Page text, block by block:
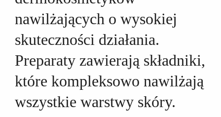
nawilżających o wysokiej
skuteczności działania.
Preparaty zawierają składniki,
które kompleksowo nawilżają
wszystkie warstwy skóry.